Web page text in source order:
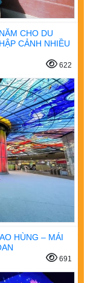
CHO DU
CẢNH NHIỀU
622
HÙNG – MÁI
691